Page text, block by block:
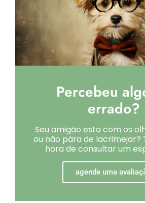
Percebeu
errado?
Seu amigão esta com os
ou não pára de lacrimejar?
hora de consultar um
agende uma